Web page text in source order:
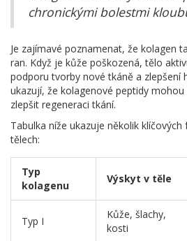
chronickými bolestmi
Je zajímavé poznamenat, že kolagen
ran. Když je kůže poškozená, tělo
podporu tvorby nové tkáně a zlepšení
ukazují, že kolagenové peptidy
zlepšit regeneraci tkání.
Tabulka níže ukazuje několik
tělech:
Typ
kolagenu
Výskyt v těle
Typ I
Kůže, šlachy,
kosti